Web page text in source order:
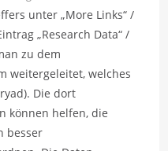
unter „More Links“ /
„Research Data“ /
zu dem
weitergeleitet, welches
Die dort
können helfen, die
besser